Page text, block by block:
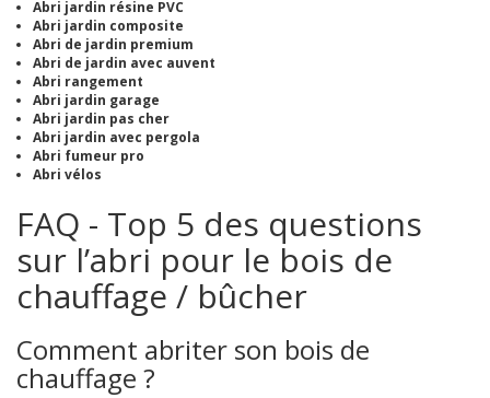
Abri jardin résine PVC
Abri jardin composite
Abri de jardin premium
Abri de jardin avec auvent
Abri rangement
Abri jardin garage
Abri jardin pas cher
Abri jardin avec pergola
Abri fumeur pro
Abri vélos
FAQ - Top 5 des questions
sur l’abri pour le bois de
chauffage / bûcher
Comment abriter son bois de
chauffage ?